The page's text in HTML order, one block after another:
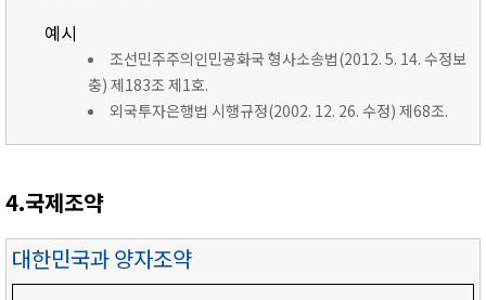
예시
조선민주주의인민공화국 형사소송법(2012. 5. 14. 수정보
충) 제183조 제1호.
외국투자은행법 시행규정(2002. 12. 26. 수정) 제68조.
4.국제조약
대한민국과 양자조약